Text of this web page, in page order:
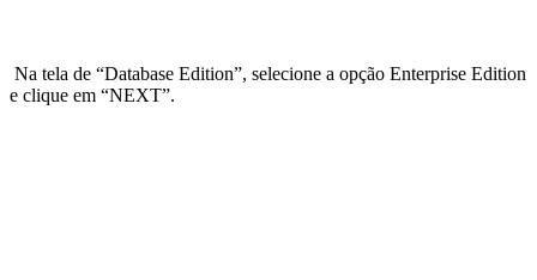
Na tela de “Database Edition”, selecione a opção Enterprise Edition
e clique em “NEXT”.